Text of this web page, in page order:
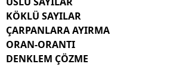
KÖKLÜ SAYILAR
ÇARPANLARA AYIRMA
ORAN-ORANTI
DENKLEM ÇÖZME